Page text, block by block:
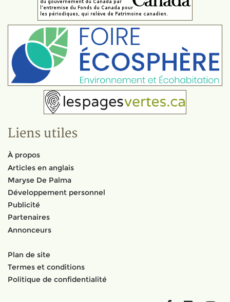
Liens utiles
À propos
Articles en anglais
Maryse De Palma
Développement personnel
Publicité
Partenaires
Annonceurs
Plan de site
Termes et conditions
Politique de confidentialité